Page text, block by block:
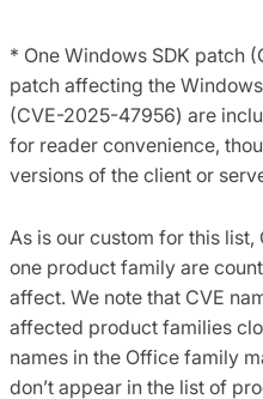
* One Windows SDK patch
patch affecting the
(CVE-2025-47956) are
for reader convenience,
versions of the client or
As is our custom for this
one product family are
affect. We note that CVE
affected product families
names in the Office family
don’t appear in the list of